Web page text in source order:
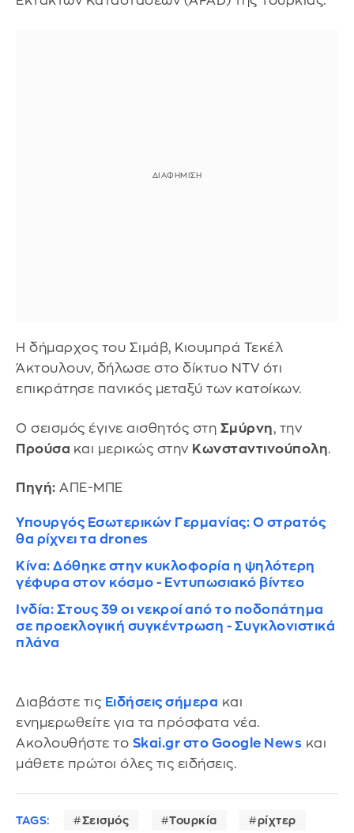
Η δήμαρχος του Σιμάβ, Κιουμπρά Τεκέλ
Άκτουλουν, δήλωσε στο δίκτυο ΝΤV ότι
επικράτησε πανικός μεταξύ των κατοίκων.
Ο σεισμός έγινε αισθητός στη Σμύρνη, την
Προύσα και μερικώς στην Κωνσταντινούπολη.
Πηγή: ΑΠΕ-ΜΠΕ
Υπουργός Εσωτερικών Γερμανίας: Ο στρατός
θα ρίχνει τα drones
Κίνα: Δόθηκε στην κυκλοφορία η ψηλότερη
γέφυρα στον κόσμο - Εντυπωσιακό βίντεο
Ινδία: Στους 39 οι νεκροί από το ποδοπάτημα
σε προεκλογική συγκέντρωση - Συγκλονιστικά
πλάνα
Διαβάστε τις Ειδήσεις σήμερα και
ενημερωθείτε για τα πρόσφατα νέα.
Ακολουθήστε το Skai.gr στο Google News και
μάθετε πρώτοι όλες τις ειδήσεις.
TAGS: Σεισμός Τουρκία ρίχτερ